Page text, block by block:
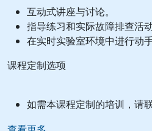
互动式讲座与讨论。
指导练习和实际故障排查活动
在实时实验室环境中进行动手
课程定制选项
如需本课程定制的培训，请